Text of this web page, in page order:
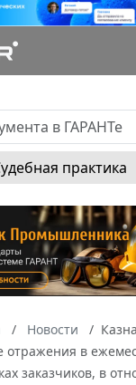
практика
Новости
отражения в
заказчиков, в